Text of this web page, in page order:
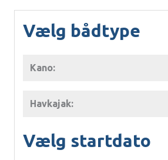
Vælg bådtype
Kano:
Havkajak:
Vælg startdato